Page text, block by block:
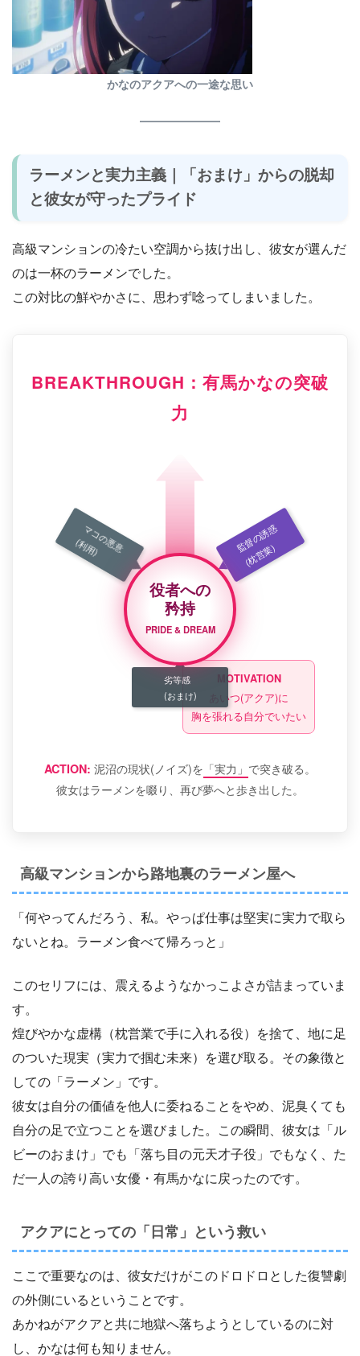
かなのアクアへの一途な思い
ラーメンと実力主義｜「おまけ」からの脱却
と彼女が守ったプライド
高級マンションの冷たい空調から抜け出し、彼女が選んだ
のは一杯のラーメンでした。
この対比の鮮やかさに、思わず唸ってしまいました。
BREAKTHROUGH：有馬かなの突破
力
役者への
矜持
PRIDE & DREAM
マコの悪意
(利用) 監督の誘惑
(枕営業)
劣等感
(おまけ)
MOTIVATION
あいつ(アクア)に
胸を張れる自分でいたい
ACTION: 泥沼の現状(ノイズ)を 「実力」 で突き破る。
彼女はラーメンを啜り、再び夢へと歩き出した。
高級マンションから路地裏のラーメン屋へ
「何やってんだろう、私。やっぱ仕事は堅実に実力で取ら
ないとね。ラーメン食べて帰ろっと」
このセリフには、震えるようなかっこよさが詰まっていま
す。
煌びやかな虚構（枕営業で手に入れる役）を捨て、地に足
のついた現実（実力で掴む未来）を選び取る。その象徴と
しての「ラーメン」です。
彼女は自分の価値を他人に委ねることをやめ、泥臭くても
自分の足で立つことを選びました。この瞬間、彼女は「ル
ビーのおまけ」でも「落ち目の元天才子役」でもなく、た
だ一人の誇り高い女優・有馬かなに戻ったのです。
アクアにとっての「日常」という救い
ここで重要なのは、彼女だけがこのドロドロとした復讐劇
の外側にいるということです。
あかねがアクアと共に地獄へ落ちようとしているのに対
し、かなは何も知りません。